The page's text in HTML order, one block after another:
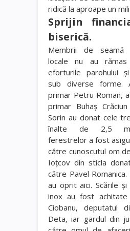
ridică la aproape un
Sprijin
biserică.
Membrii de seamă
locale nu au
eforturile parohului
sub diverse forme.
primar Petru Roman,
primar Buhaş
Sorin au donat cele
înalte de 2,5 m.
ferestrelor a fost
către cunoscutul om
Ioţcov din sticla
către Pavel
au oprit aici. Scările
inox au fost achitate
Ciobanu, deputatul
Deta, iar gardul din